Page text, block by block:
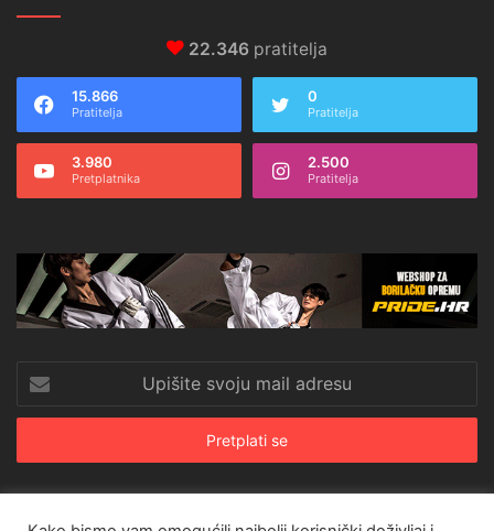
22.346 pratitelja
15.866
Pratitelja
0
Pratitelja
3.980
Pretplatnika
2.500
Pratitelja
svoju
mail